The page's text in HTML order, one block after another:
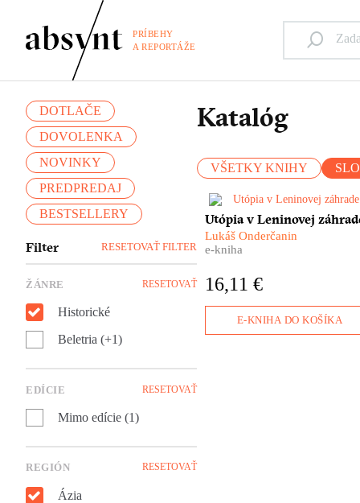
PRÍBEHY
A REPORTÁŽE
DOTLAČE
DOVOLENKA
NOVINKY
PREDPREDAJ
BESTSELLERY
Filter RESETOVAŤ FILTER
ŽÁNRE RESETOVAŤ
Historické
Beletria (+1)
EDÍCIE RESETOVAŤ
Mimo edície (1)
REGIÓN RESETOVAŤ
Ázia
Katalóg
VŠETKY KNIHY
Nie je to žiadna fatamorgána
pred očami sa im skutočne
črtajú obrysy vysnívaného
vyrážajú za volaním svojho
Lukáš Onderčanin nám vo
Utópia v Leninovej
Lukáš Onderčanin
e-kniha
16,11 €
E-KNIHA DO KOŠÍKA